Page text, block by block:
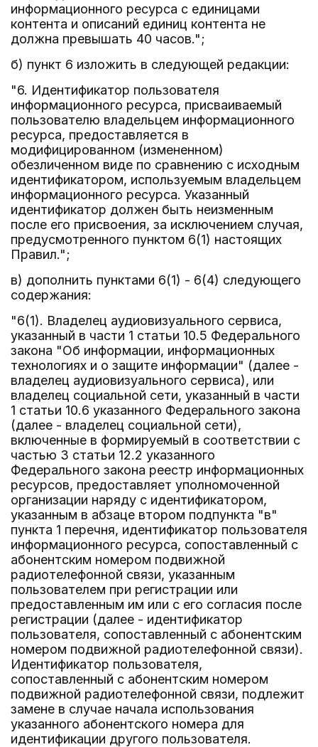
информационного ресурса с единицами
контента и описаний единиц контента не
должна превышать 40 часов.";
б) пункт 6 изложить в следующей редакции:
"6. Идентификатор пользователя
информационного ресурса, присваиваемый
пользователю владельцем информационного
ресурса, предоставляется в
модифицированном (измененном)
обезличенном виде по сравнению с исходным
идентификатором, используемым владельцем
информационного ресурса. Указанный
идентификатор должен быть неизменным
после его присвоения, за исключением случая,
предусмотренного пунктом 6(1) настоящих
Правил.";
в) дополнить пунктами 6(1) - 6(4) следующего
содержания:
"6(1). Владелец аудиовизуального сервиса,
указанный в части 1 статьи 10.5 Федерального
закона "Об информации, информационных
технологиях и о защите информации" (далее -
владелец аудиовизуального сервиса), или
владелец социальной сети, указанный в части
1 статьи 10.6 указанного Федерального закона
(далее - владелец социальной сети),
включенные в формируемый в соответствии с
частью 3 статьи 12.2 указанного
Федерального закона реестр информационных
ресурсов, предоставляет уполномоченной
организации наряду с идентификатором,
указанным в абзаце втором подпункта "в"
пункта 1 перечня, идентификатор пользователя
информационного ресурса, сопоставленный с
абонентским номером подвижной
радиотелефонной связи, указанным
пользователем при регистрации или
предоставленным им или с его согласия после
регистрации (далее - идентификатор
пользователя, сопоставленный с абонентским
номером подвижной радиотелефонной связи).
Идентификатор пользователя,
сопоставленный с абонентским номером
подвижной радиотелефонной связи, подлежит
замене в случае начала использования
указанного абонентского номера для
идентификации другого пользователя.